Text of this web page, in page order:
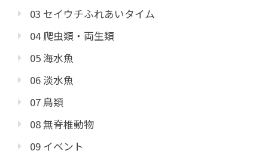
03 セイウチふれあいタイム
04 爬虫類・両生類
05 海水魚
06 淡水魚
07 鳥類
08 無脊椎動物
09 イベント